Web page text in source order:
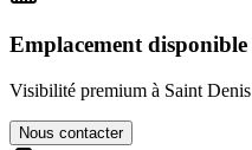
Emplacement disponible
Visibilité premium à Saint Denis
Nous contacter